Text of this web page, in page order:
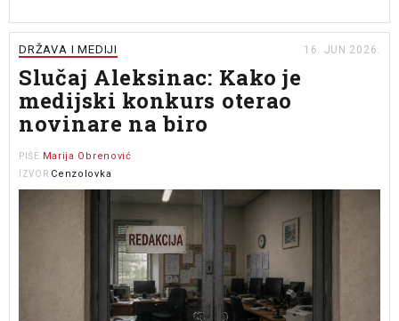
DRŽAVA I MEDIJI 16. JUN 2026.
Slučaj Aleksinac: Kako je
medijski konkurs oterao
novinare na biro
PIŠE Marija Obrenović
IZVOR Cenzolovka